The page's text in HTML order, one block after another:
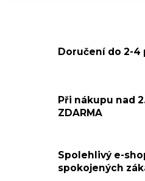
Doručení do 2-4
Při nákupu nad
ZDARMA
Spolehlivý e-
spokojených